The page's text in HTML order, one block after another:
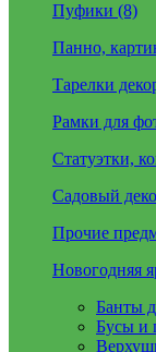
Пуфики (8)
Панно,
Тарелки
Рамки для
Статуэтки,
Садовый
Прочие
Новогодняя
Банты
Бусы и